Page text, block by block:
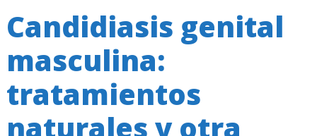
Candidiasis genital
masculina:
tratamientos
naturales y otra